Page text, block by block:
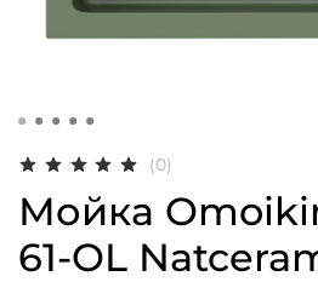
(0)
Мойка
61-OL